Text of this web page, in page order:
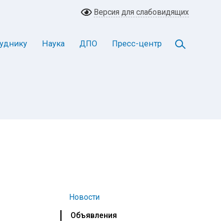
Версия для слабовидящих
Наука ДПО Пресс-центр
Новости
Объявления